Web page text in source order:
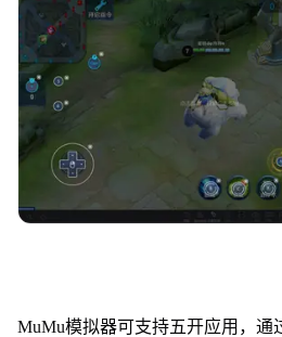
MuMu模拟器可支持五开应用，通